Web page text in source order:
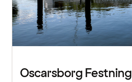
Oscarsborg Festning